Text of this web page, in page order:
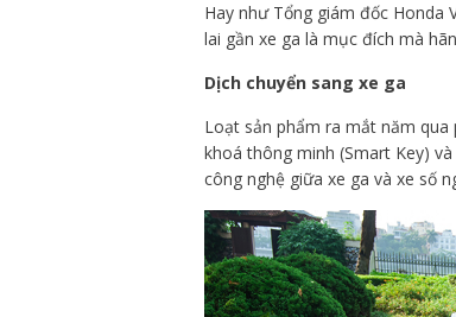
Hay như Tổng giám đốc
lai gần xe ga là mục đích mà
Dịch chuyển sang xe ga
Loạt sản phẩm ra mắt năm qua
khoá thông minh (Smart Key)
công nghệ giữa xe ga và xe số